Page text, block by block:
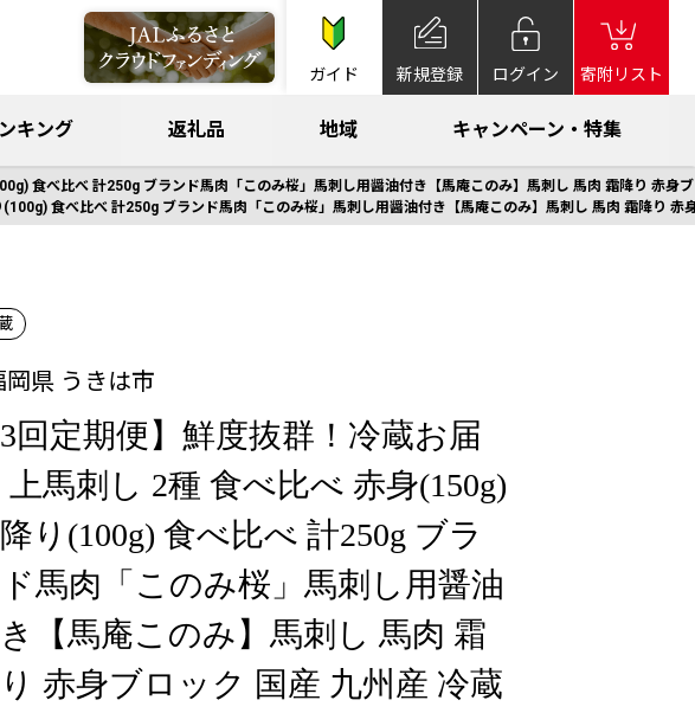
ガイド 新規登録 ログイン 寄附リスト
キング 返礼品 地域 キャンペーン・特集
食べ比べ 計250g ブランド馬肉「このみ桜」馬刺し用醤油付き【馬庵このみ】馬刺し 馬肉 霜降り 赤身
食べ比べ 計250g ブランド馬肉「このみ桜」馬刺し用醤油付き【馬庵このみ】馬刺し 馬肉 霜降り 赤
岡県 うきは市
3回定期便】鮮度抜群！冷蔵お届
上馬刺し 2種 食べ比べ 赤身(150g)
り(100g) 食べ比べ 計250g ブラ
馬肉「このみ桜」馬刺し用醤油
【馬庵このみ】馬刺し 馬肉 霜
赤身ブロック 国産 九州産 冷蔵